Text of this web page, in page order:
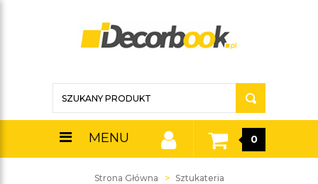
MENU 0
Strona Główna
Sztukateria